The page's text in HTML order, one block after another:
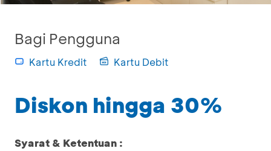
Bagi Pengguna
Kartu Kredit Kartu Debit
Diskon hingga 30%
Syarat & Ketentuan :